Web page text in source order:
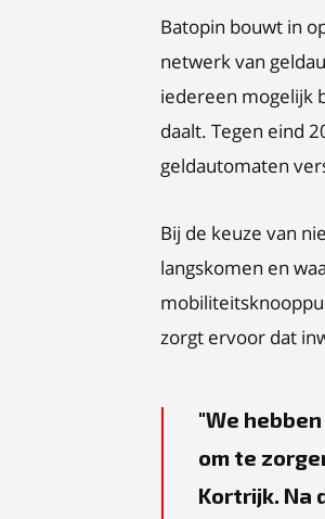
Batopin bouwt in
netwerk van
iedereen mogelijk
daalt. Tegen eind
geldautomaten
Bij de keuze van
langskomen en
zorgt ervoor dat
We
om te
Kortrijk. Na